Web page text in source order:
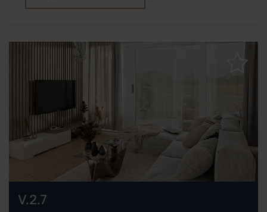
V.2.7